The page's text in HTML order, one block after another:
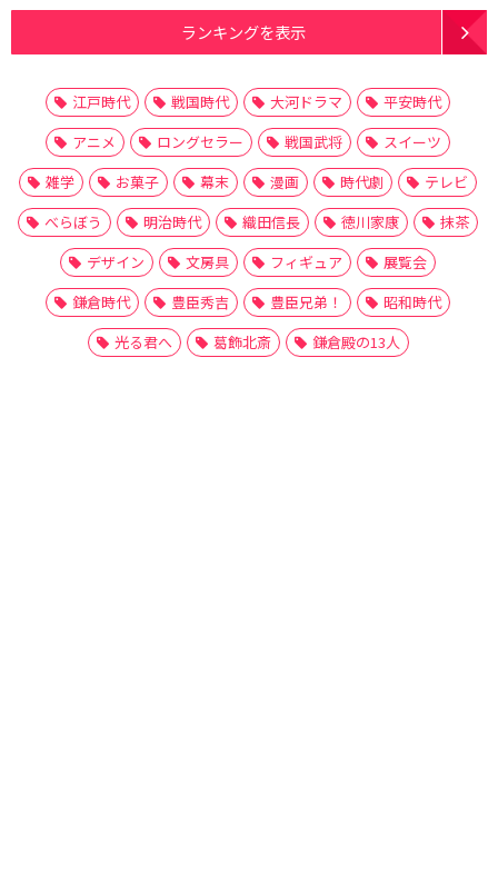
ランキングを表示
江戸時代 戦国時代 大河ドラマ
平安時代
アニメ
ロングセラー 戦国武将
スイーツ
雑学
お菓子 幕末 漫画 時代劇
テレビ
べらぼう
明治時代 織田信長 徳川家康
抹茶
デザイン
文房具 フィギュア
展覧会
鎌倉時代
豊臣秀吉 豊臣兄弟！
昭和時代
光る君へ
葛飾北斎 鎌倉殿の13人